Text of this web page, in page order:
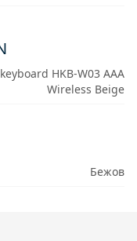
HKB-W03 AAA
Wireless Beige
Бежов